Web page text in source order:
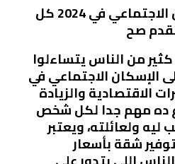
التقديم على الإسكان الاجتماعي في 2024 كل
صح
كثير من الناس يتساءلوا
الإسكان الاجتماعي في
الاقتصادية والزيادة
ده مهم جدا لكل شخص
ولعائلته، ويعتبر
شقة بأسعار